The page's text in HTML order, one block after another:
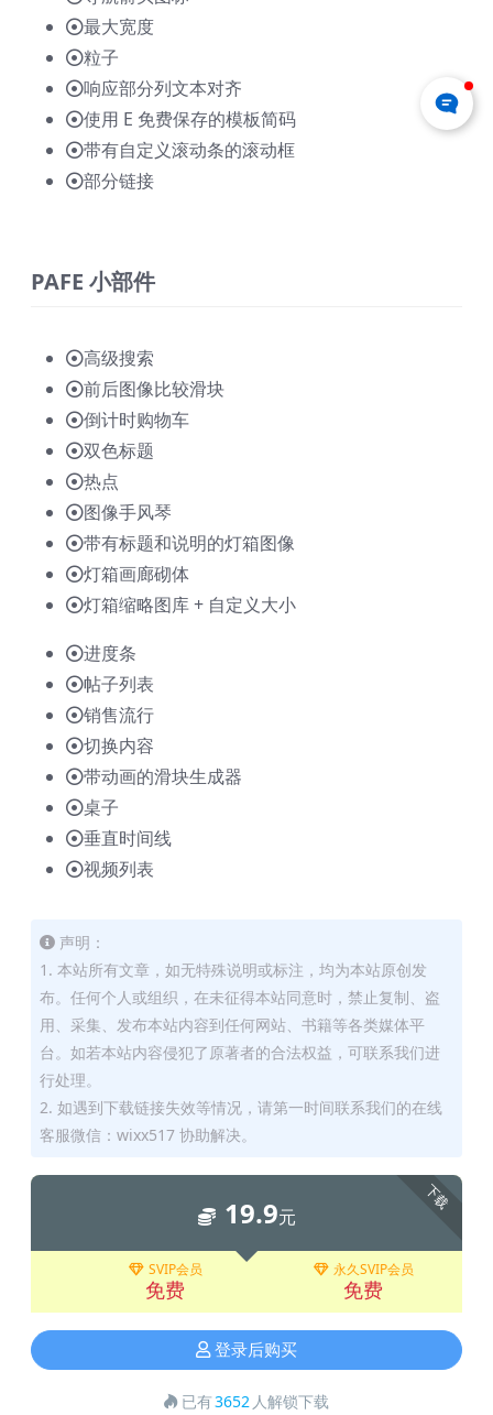
最大宽度
粒子
响应部分列文本对齐
使用 E 免费保存的模板简码
带有自定义滚动条的滚动框
部分链接
PAFE 小部件
高级搜索
前后图像比较滑块
倒计时购物车
双色标题
热点
图像手风琴
带有标题和说明的灯箱图像
灯箱画廊砌体
灯箱缩略图库 + 自定义大小
进度条
帖子列表
销售流行
切换内容
带动画的滑块生成器
桌子
垂直时间线
视频列表
声明：
1. 本站所有文章，如无特殊说明或标注，均为本站原创发
布。任何个人或组织，在未征得本站同意时，禁止复制、盗
用、采集、发布本站内容到任何网站、书籍等各类媒体平
台。如若本站内容侵犯了原著者的合法权益，可联系我们进
行处理。
2. 如遇到下载链接失效等情况，请第一时间联系我们的在线
客服微信：wixx517 协助解决。
下载
19.9元
SVIP会员
免费
永久SVIP会员
免费
登录后购买
已有3652 人解锁下载